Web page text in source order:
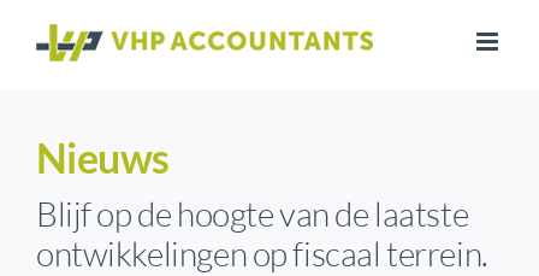
naar
Nieuws
Blijf op de hoogte van de laatste
ontwikkelingen op fiscaal terrein.